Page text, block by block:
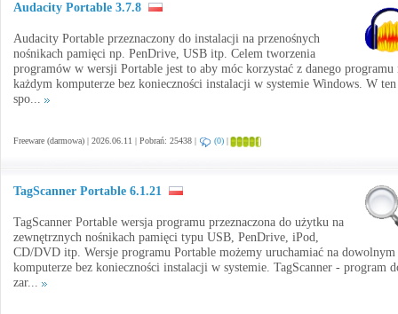
Audacity Portable 3.7.8
Audacity Portable przeznaczony do instalacji na przenośnych
nośnikach pamięci np. PenDrive, USB itp. Celem tworzenia
programów w wersji Portable jest to aby móc korzystać z danego programu
każdym komputerze bez konieczności instalacji w systemie Windows. W ten
spo...
Freeware (darmowa) | 2026.06.11 | Pobrań: 25438 | (0) |
TagScanner Portable 6.1.21
TagScanner Portable wersja programu przeznaczona do użytku na
zewnętrznych nośnikach pamięci typu USB, PenDrive, iPod,
CD/DVD itp. Wersje programu Portable możemy uruchamiać na dowolnym
komputerze bez konieczności instalacji w systemie. TagScanner - program
zar...